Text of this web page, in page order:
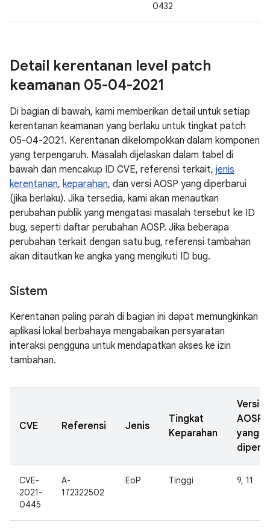
0432
Detail kerentanan level patch
keamanan 05-04-2021
Di bagian di bawah, kami memberikan detail untuk setiap
kerentanan keamanan yang berlaku untuk tingkat patch
05-04-2021. Kerentanan dikelompokkan dalam komponen
yang terpengaruh. Masalah dijelaskan dalam tabel di
bawah dan mencakup ID CVE, referensi terkait, jenis
kerentanan, keparahan, dan versi AOSP yang diperbarui
(jika berlaku). Jika tersedia, kami akan menautkan
perubahan publik yang mengatasi masalah tersebut ke ID
bug, seperti daftar perubahan AOSP. Jika beberapa
perubahan terkait dengan satu bug, referensi tambahan
akan ditautkan ke angka yang mengikuti ID bug.
Sistem
Kerentanan paling parah di bagian ini dapat memungkinkan
aplikasi lokal berbahaya mengabaikan persyaratan
interaksi pengguna untuk mendapatkan akses ke izin
tambahan.
CVE Referensi Jenis
Tingkat
Keparahan
Versi
AOSP
yang
CVE-
2021-
0445
A-
172322502
EoP Tinggi 9, 11